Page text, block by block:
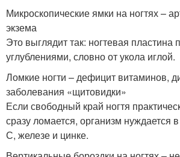
Микроскопические ямки на ногтях –
экзема
Это выглядит так: ногтевая пластина
углублениями, словно от укола иглой.
Ломкие ногти – дефицит витаминов,
заболевания «щитовидки»
Если свободный край ногтя
сразу ломается, организм нуждается
С, железе и цинке.